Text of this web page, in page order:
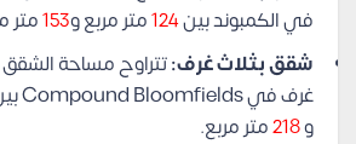
في الكمبوند بين124متر مربع و153متر
شقق بثلاث غرف:تتراوح مساحة الشقق
غرف في Compound Bloomfields بين
و218متر مربع.